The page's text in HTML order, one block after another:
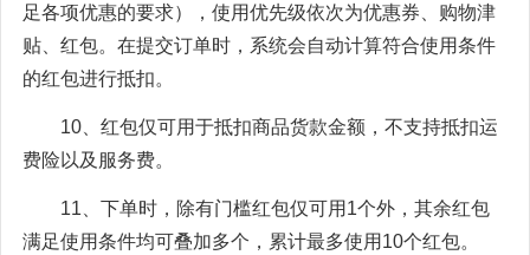
足各项优惠的要求），使用优先级依次为优惠券、购物津
贴、红包。在提交订单时，系统会自动计算符合使用条件
的红包进行抵扣。
10、红包仅可用于抵扣商品货款金额，不支持抵扣运
费险以及服务费。
11、下单时，除有门槛红包仅可用1个外，其余红包
满足使用条件均可叠加多个，累计最多使用10个红包。